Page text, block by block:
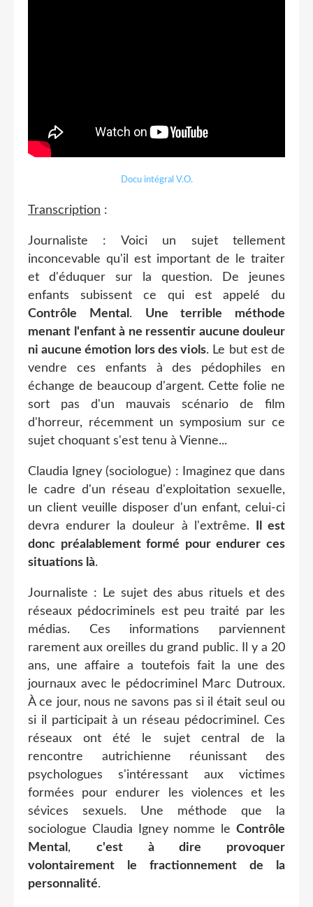
Docu intégral V.O.
Transcription :
Journaliste : Voici un sujet tellement
inconcevable qu'il est important de le traiter
et d'éduquer sur la question. De jeunes
enfants subissent ce qui est appelé du
Contrôle Mental . Une terrible méthode
menant l'enfant à ne ressentir aucune douleur
ni aucune émotion lors des viols. Le but est de
vendre ces enfants à des pédophiles en
échange de beaucoup d'argent. Cette folie ne
sort pas d'un mauvais scénario de film
d'horreur, récemment un symposium sur ce
sujet choquant s'est tenu à Vienne...
Claudia Igney (sociologue) : Imaginez que dans
le cadre d'un réseau d'exploitation sexuelle,
un client veuille disposer d'un enfant, celui-ci
devra endurer la douleur à l'extrême.
Il est
donc préalablement formé pour endurer ces
situations là.
Journaliste : Le sujet des abus rituels et des
réseaux pédocriminels est peu traité par les
médias. Ces informations parviennent
rarement aux oreilles du grand public. Il y a 20
ans, une affaire a toutefois fait la une des
journaux avec le pédocriminel Marc Dutroux.
À ce jour, nous ne savons pas si il était seul ou
si il participait à un réseau pédocriminel. Ces
réseaux ont été le sujet central de la
rencontre autrichienne réunissant des
psychologues s'intéressant aux victimes
formées pour endurer les violences et les
sévices sexuels. Une méthode que la
sociologue Claudia Igney nomme le Contrôle
Mental , c'est à dire provoquer
volontairement le fractionnement de la
personnalité.